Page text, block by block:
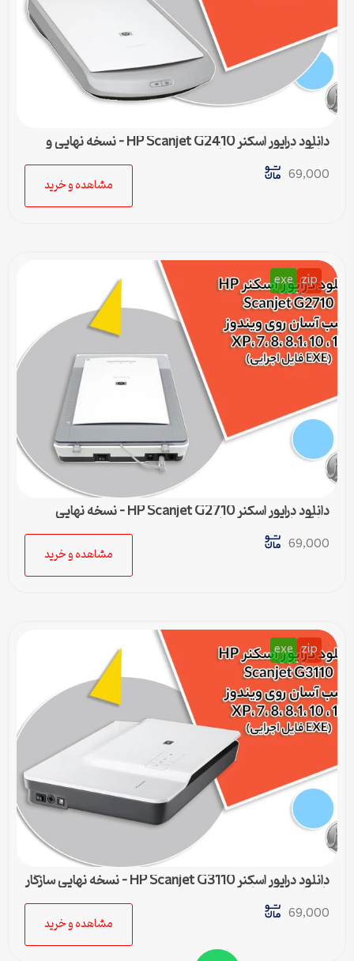
دانلود درایور اسکنر HP Scanjet G2410 – نسخه نهایی و
سازگار با تمام ویندوزها
69,000
مشاهده و خرید
zip
exe
دانلود درایور اسکنر HP Scanjet G2710 – نسخه نهایی
سازگار با تمام ویندوزها
69,000
مشاهده و خرید
zip
exe
دانلود درایور اسکنر HP Scanjet G3110 – نسخه نهایی سازگار
با تمام ویندوزها
69,000
مشاهده و خرید